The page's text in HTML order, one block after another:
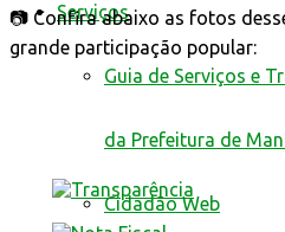
Serviços
Guia de Serviços e
da Prefeitura de
Cidadão Web
📷 Confira abaixo as fotos
grande participação popular: